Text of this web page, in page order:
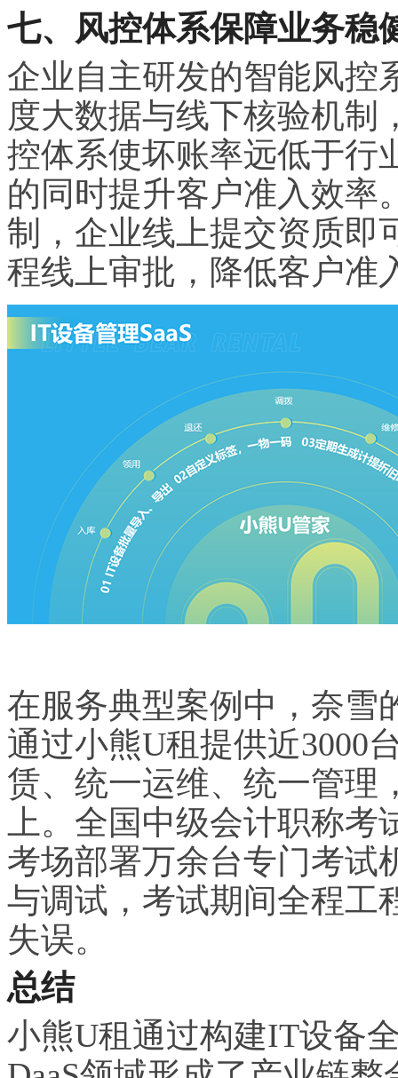
七、风控体系保障业务稳
企业自主研发的智能风控
度大数据与线下核验机制
控体系使坏账率远低于行
的同时提升客户准入效率
制，企业线上提交资质即
程线上审批，降低客户准
在服务典型案例中，奈雪
通过小熊U租提供近3000
赁、统一运维、统一管理
上。全国中级会计职称
考场部署万余台专门考试
与调试，考试期间全程工
失误。
总结
小熊U租通过构建IT设备